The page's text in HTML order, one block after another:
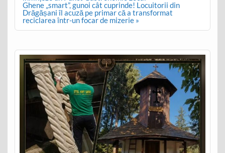
Ghene „smart”, gunoi cât cuprinde! Locuitorii din
Drăgășani îl acuză pe primar că a transformat
reciclarea într-un focar de mizerie »